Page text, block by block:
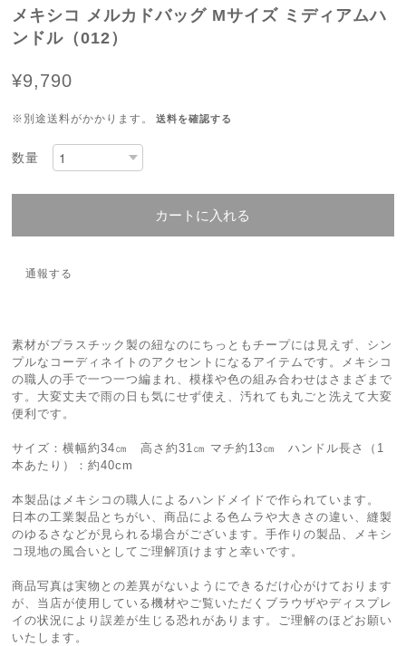
メキシコ メルカドバッグ Mサイズ ミディアムハ
ンドル（012）
¥9,790
※別途送料がかかります。 送料を確認する
数量
カートに入れる
通報する
素材がプラスチック製の紐なのにちっともチープには見えず、シン
プルなコーディネイトのアクセントになるアイテムです。メキシコ
の職人の手で一つ一つ編まれ、模様や色の組み合わせはさまざまで
す。大変丈夫で雨の日も気にせず使え、汚れても丸ごと洗えて大変
便利です。
サイズ：横幅約34㎝ 高さ約31㎝ マチ約13㎝ ハンドル長さ（1
本あたり）：約40cm
本製品はメキシコの職人によるハンドメイドで作られています。
日本の工業製品とちがい、商品による色ムラや大きさの違い、縫製
のゆるさなどが見られる場合がございます。手作りの製品、メキシ
コ現地の風合いとしてご理解頂けますと幸いです。
商品写真は実物との差異がないようにできるだけ心がけております
が、当店が使用している機材やご覧いただくブラウザやディスプレ
イの状況により誤差が生じる恐れがあります。ご理解のほどお願い
いたします。